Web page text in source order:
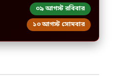
০৯ আগস্ট রবিবার
১০ আগস্ট সোমবার